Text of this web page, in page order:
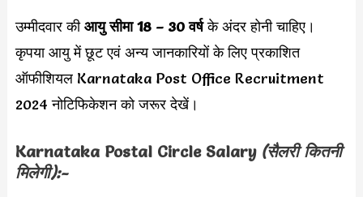
उम्मीदवार कीआयु सीमा 18 – 30 वर्षके अंदर होनी चाहिए।
कृपया आयु में छूट एवं अन्य जानकारियों के लिए प्रकाशित
ऑफीशियल Karnataka Post Office Recruitment
2024 नोटिफिकेशन को जरूर देखें।
Karnataka Postal Circle Salary (सैलरी कितनी
मिलेगी):-